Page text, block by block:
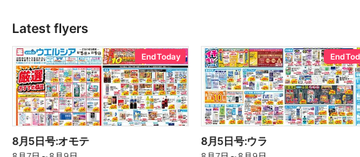
Latest flyers
End Today
8月5日号:オモテ
End
8月5日号:ウラ